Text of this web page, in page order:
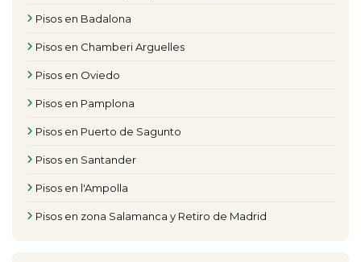
Pisos en Badalona
Pisos en Chamberi Arguelles
Pisos en Oviedo
Pisos en Pamplona
Pisos en Puerto de Sagunto
Pisos en Santander
Pisos en l'Ampolla
Pisos en zona Salamanca y Retiro de Madrid